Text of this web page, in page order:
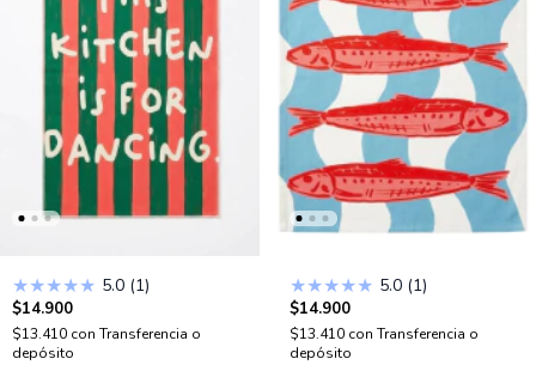
★★★★★ 5.0 (1)
$14.900
$13.410 con Transferencia o
depósito
★★★★★ 5.0 (1)
$14.900
$13.410 con Transferencia o
depósito